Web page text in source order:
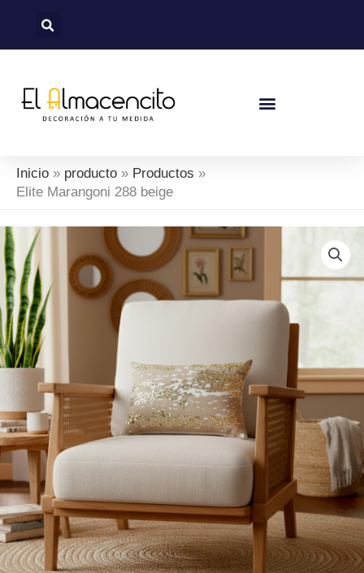
Inicio producto
Productos
Elite Marangoni 288 beige